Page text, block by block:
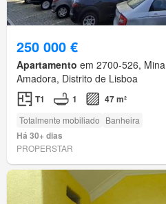
250 000 €
Apartamento em 2700-526,
Amadora, Distrito de Lisboa
T1 1 47 m²
Totalmente mobiliado Banheira
Há 30+ dias
PROPERSTAR